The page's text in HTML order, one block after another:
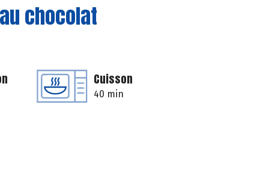
chocolat
Cuisson
40 min